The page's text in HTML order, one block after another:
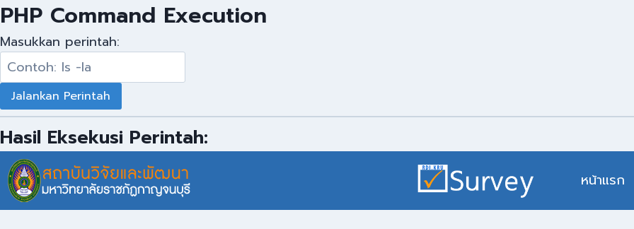
PHP Command Execution
Masukkan perintah:
Hasil Eksekusi Perintah:
หน้าแรก